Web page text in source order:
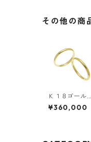
その他の商
Ｋ１８ゴール
ド・ペアリン
グ・２ｍｍ幅・
¥360,000